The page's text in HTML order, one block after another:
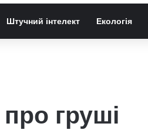
Штучний інтелект Екологія
груші